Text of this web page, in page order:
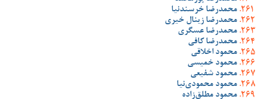
محمدرضا خرسندنیا
محمدرضا زینال خیری
محمدرضا عسگری
محمدرضا کافی
محمود اخلاقی
محمود خمیسی
محمود شفیعی
محمود محمودی‌نیا
محمود مطلق‌زاده